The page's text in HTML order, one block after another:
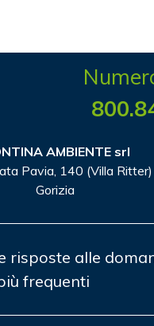
AMBIENTE srl
Pavia, 140 (Villa Ritter)
Gorizia
risposte alle
frequenti